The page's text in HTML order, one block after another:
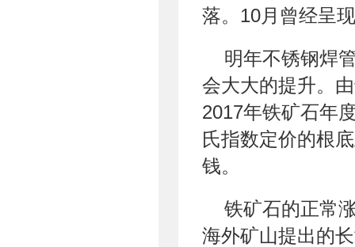
落。10月曾经呈
明年不锈钢焊
会大大的提升。
2017年铁矿石年
氏指数定价的根
钱。
铁矿石的正常
海外矿山提出的